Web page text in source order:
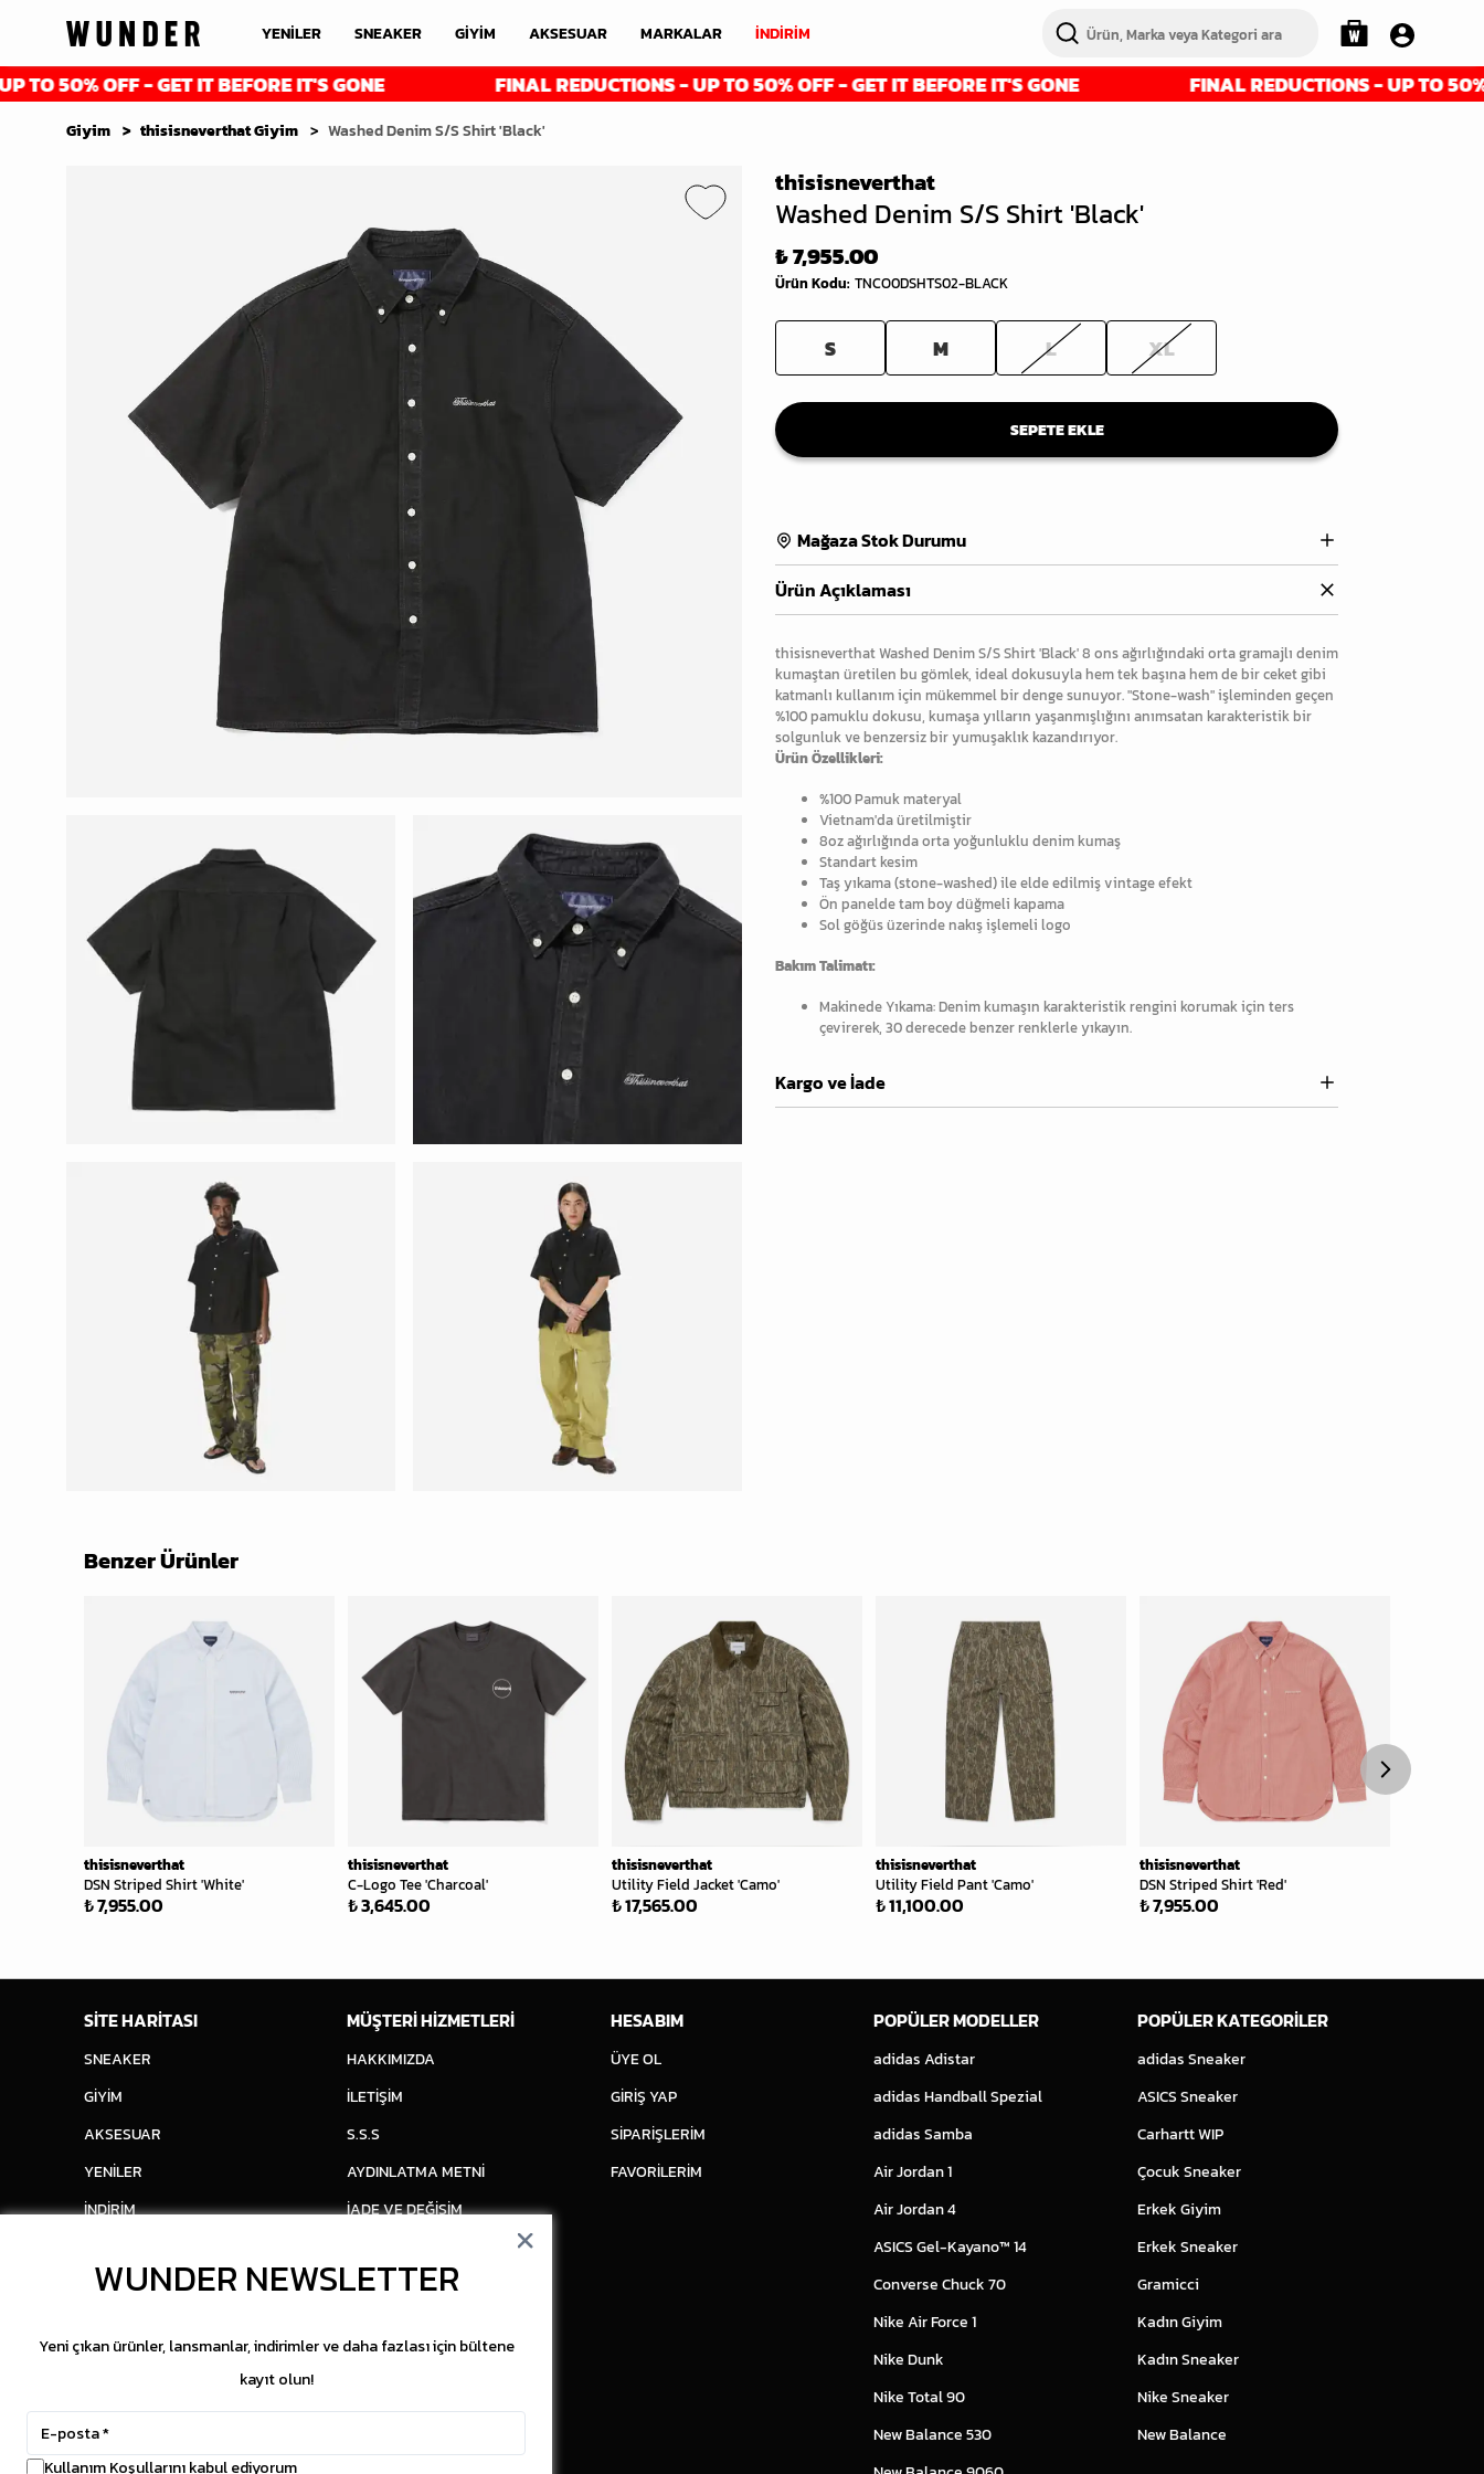
YENİLER SNEAKER GİYİM AKSESUAR MARKALAR İNDİRİM
OFF - GET IT BEFORE IT'S GONE FINAL REDUCTIONS - UP TO 50% OFF - GET IT BEFORE IT'S GONE FINAL REDUCTIONS - UP TO 50% OFF
Giyim thisisneverthat Giyim Washed Denim S/S Shirt 'Black'
thisisneverthat
Washed Denim S/S Shirt 'Black'
₺ 7,955.00
Ürün Kodu: TNCO0DSHTS02-BLACK
S M L XL
SEPETE EKLE
Mağaza Stok Durumu
Ürün Açıklaması
thisisneverthat Washed Denim S/S Shirt 'Black' 8 ons ağırlığındaki orta gramajlı denim
kumaştan üretilen bu gömlek, ideal dokusuyla hem tek başına hem de bir ceket gibi
katmanlı kullanım için mükemmel bir denge sunuyor. "Stone-wash" işleminden geçen
%100 pamuklu dokusu, kumaşa yılların yaşanmışlığını anımsatan karakteristik bir
solgunluk ve benzersiz bir yumuşaklık kazandırıyor.
Ürün Özellikleri:
%100 Pamuk materyal
Vietnam'da üretilmiştir
8oz ağırlığında orta yoğunluklu denim kumaş
Standart kesim
Taş yıkama (stone-washed) ile elde edilmiş vintage efekt
Ön panelde tam boy düğmeli kapama
Sol göğüs üzerinde nakış işlemeli logo
Bakım Talimatı:
Makinede Yıkama: Denim kumaşın karakteristik rengini korumak için ters
çevirerek, 30 derecede benzer renklerle yıkayın.
Kargo ve İade
Benzer Ürünler
thisisneverthat
DSN Striped Shirt 'White'
₺ 7,955.00
thisisneverthat
C-Logo Tee 'Charcoal'
₺ 3,645.00
thisisneverthat
Utility Field Jacket 'Camo'
₺ 17,565.00
thisisneverthat
Utility Field Pant 'Camo'
₺ 11,100.00
thisisneverthat
DSN Striped Shirt 'Red'
₺ 7,955.00
SİTE HARİTASI
SNEAKER
GİYİM
AKSESUAR
YENİLER
İNDİRİM
MÜŞTERİ HİZMETLERİ
HAKKIMIZDA
İLETİŞİM
S.S.S
AYDINLATMA METNİ
İADE VE DEĞİŞİM
HESABIM
ÜYE OL
GİRİŞ YAP
SİPARİŞLERİM
FAVORİLERİM
POPÜLER MODELLER
adidas Adistar
adidas Handball Spezial
adidas Samba
Air Jordan 1
Air Jordan 4
ASICS Gel-Kayano™ 14
Converse Chuck 70
Nike Air Force 1
Nike Dunk
Nike Total 90
New Balance 530
POPÜLER KATEGORİLER
adidas Sneaker
ASICS Sneaker
Carhartt WIP
Çocuk Sneaker
Erkek Giyim
Erkek Sneaker
Gramicci
Kadın Giyim
Kadın Sneaker
Nike Sneaker
New Balance
WUNDER NEWSLETTER
Yeni çıkan ürünler, lansmanlar, indirimler ve daha fazlası için bültene
kayıt olun!
Kullanım Koşullarını kabul ediyorum